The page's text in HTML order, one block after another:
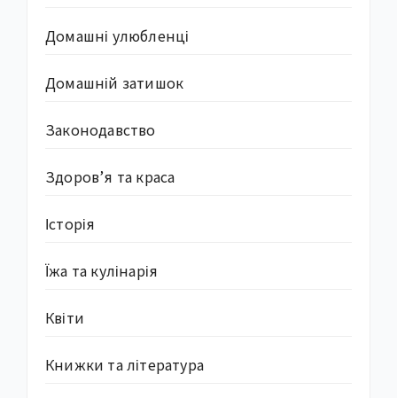
Домашні улюбленці
Домашній затишок
Законодавство
Здоров’я та краса
Історія
Їжа та кулінарія
Квіти
Книжки та література